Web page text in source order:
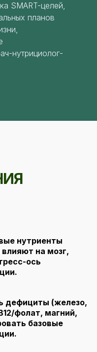
SMART-целей,
планов
нутрициолог-
нутриенты
на мозг,
ось
дефициты (железо,
фолат, магний,
базовые